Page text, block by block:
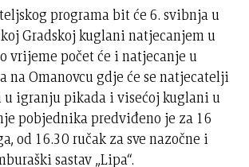
programa bit će 6. svibnja u
Gradskoj kuglani natjecanjem u
vrijeme počet će i natjecanje u
na Omanovcu gdje će se natjecatelji
u igranju pikada i visećoj kuglani u
pobjednika predviđeno je za 16
od 16.30 ručak za sve nazočne i
sastav „Lipa“.